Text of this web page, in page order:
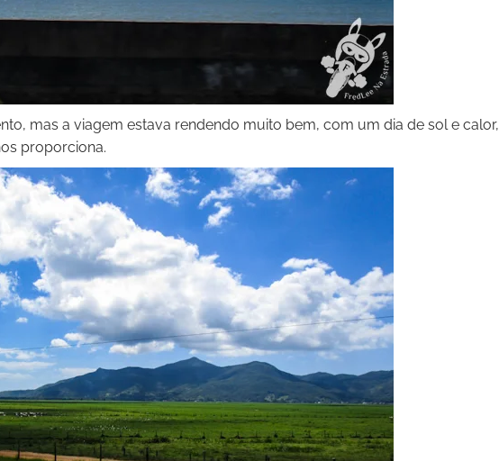
mas a viagem estava rendendo muito bem, com um dia de sol e calor,
proporciona.